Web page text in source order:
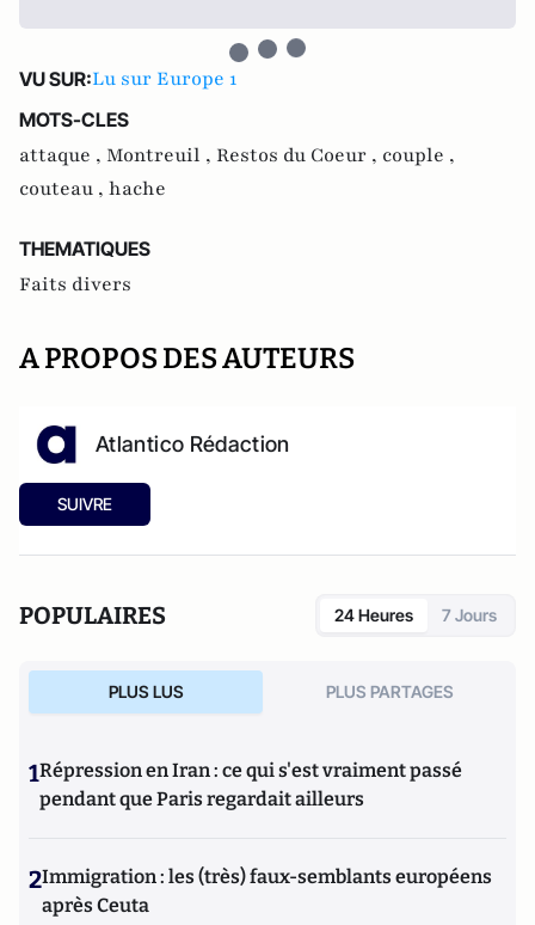
VU SUR:Lu sur Europe 1
MOTS-CLES
attaque , Montreuil , Restos du Coeur , couple ,
couteau , hache
THEMATIQUES
Faits divers
A PROPOS DES AUTEURS
Atlantico Rédaction
SUIVRE
POPULAIRES 24 Heures 7 Jours
PLUS LUS PLUS PARTAGES
1Répression en Iran : ce qui s'est vraiment passé
pendant que Paris regardait ailleurs
2Immigration : les (très) faux-semblants européens
après Ceuta